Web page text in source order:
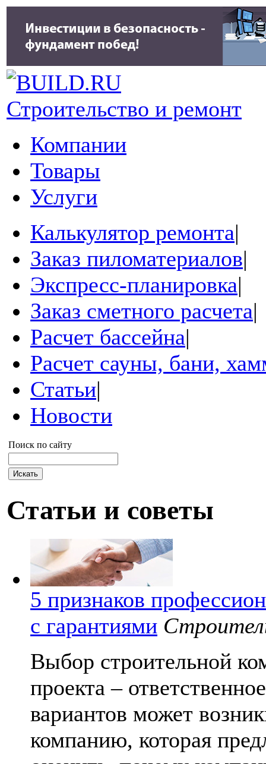
Строительство и ремонт
Компании
Товары
Услуги
Калькулятор ремонта|
Заказ пиломатериалов|
Экспресс-планировка|
Заказ сметного расчета|
Расчет бассейна|
Расчет сауны, бани,
Статьи|
Новости
Поиск по сайту
Статьи и советы
5 признаков
с гарантиями
Выбор строительной
проекта –
вариантов может
компанию, которая